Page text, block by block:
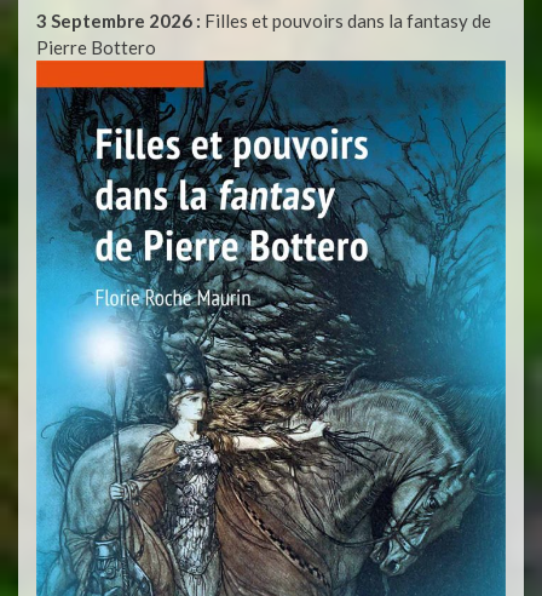
3 Septembre 2026 : Filles et pouvoirs dans la fantasy de
Pierre Bottero